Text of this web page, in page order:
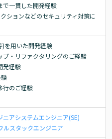
で一貫した開発経験
ションなどのセキュリティ対策に
)を用いた開発経験
プ・リファクタリングのご経験
発経験
行のご経験
ニアシステムエンジニア(SE)
ルスタックエンジニア